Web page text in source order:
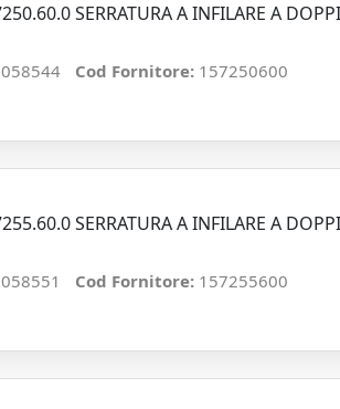
SERRATURA A INFILARE A
Cod Fornitore: 157250600
SERRATURA A INFILARE A
Cod Fornitore: 157255600